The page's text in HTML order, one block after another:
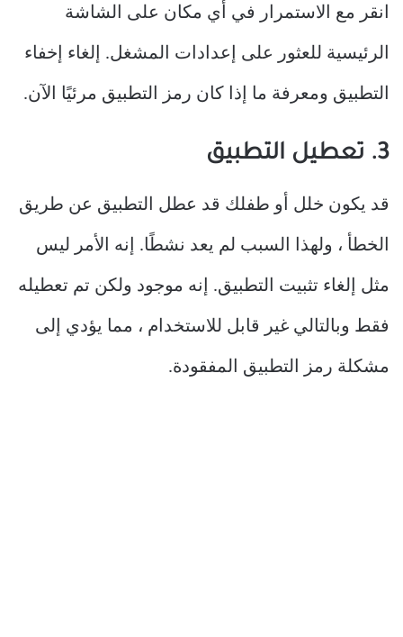
انقر مع الاستمرار في أي مكان على الشاشة
الرئيسية للعثور على إعدادات المشغل. إلغاء إخفاء
التطبيق ومعرفة ما إذا كان رمز التطبيق مرئيًا الآن.
3. تعطيل التطبيق
قد يكون خلل أو طفلك قد عطل التطبيق عن طريق
الخطأ ، ولهذا السبب لم يعد نشطًا. إنه الأمر ليس
مثل إلغاء تثبيت التطبيق. إنه موجود ولكن تم تعطيله
فقط وبالتالي غير قابل للاستخدام ، مما يؤدي إلى
مشكلة رمز التطبيق المفقودة.